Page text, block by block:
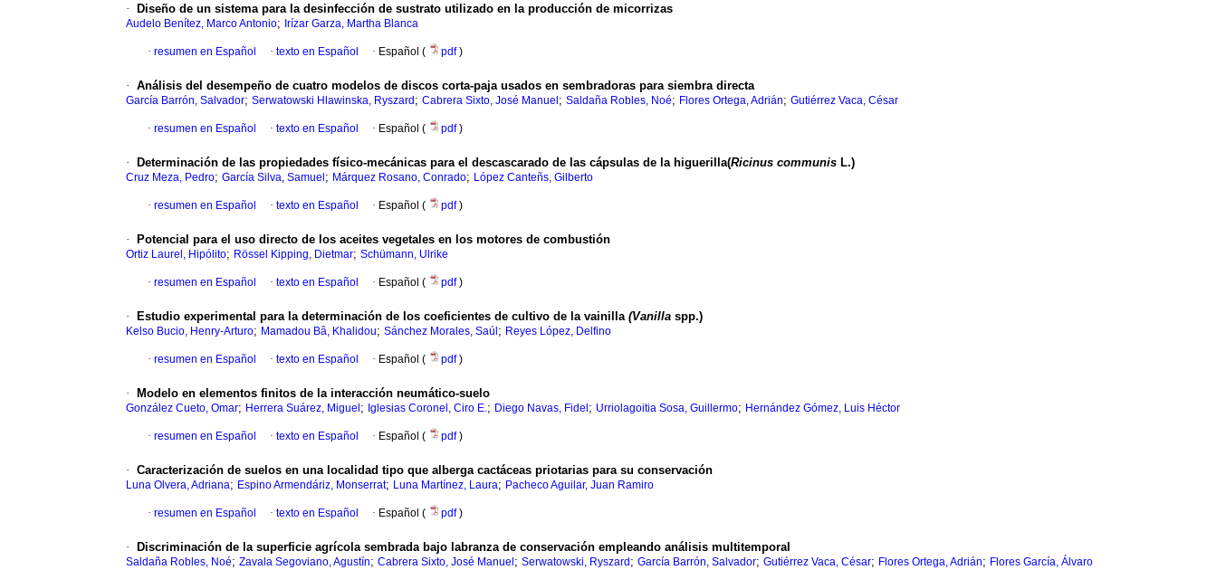
· Diseño de un sistema para la desinfección de sustrato utilizado en la producción de micorrizas
Audelo Benítez, Marco Antonio; Irízar Garza, Martha Blanca
· resumen en Español · texto en Español · Español ( pdf)
· Análisis del desempeño de cuatro modelos de discos corta-paja usados en sembradoras para siembra directa
García Barrón, Salvador; Serwatowski Hlawinska, Ryszard ; Cabrera Sixto, José Manuel ; Saldaña Robles, Noé; Flores Ortega, Adrián; Gutiérrez Vaca, César
· resumen en Español · texto en Español · Español ( pdf)
· Determinación de las propiedades físico-mecánicas para el descascarado de las cápsulas de la higuerilla(Ricinus communis L.)
Cruz Meza, Pedro; García Silva, Samuel ; Márquez Rosano, Conrado; López Canteñs, Gilberto
· resumen en Español · texto en Español · Español ( pdf)
· Potencial para el uso directo de los aceites vegetales en los motores de combustión
Ortiz Laurel, Hipólito; Rössel Kipping, Dietmar; Schümann, Ulrike
· resumen en Español · texto en Español · Español ( pdf)
· Estudio experimental para la determinación de los coeficientes de cultivo de la vainilla (Vanilla spp.)
Kelso Bucio, Henry-Arturo; Mamadou Bâ, Khalidou; Sánchez Morales, Saúl ; Reyes López, Delfino
· resumen en Español · texto en Español · Español ( pdf)
· Modelo en elementos finitos de la interacción neumático-suelo
González Cueto, Omar; Herrera Suárez, Miguel ; Iglesias Coronel, Ciro E.; Diego Navas, Fidel ; Urriolagoitia Sosa, Guillermo; Hernández Gómez, Luis Héctor
· resumen en Español · texto en Español · Español ( pdf)
· Caracterización de suelos en una localidad tipo que alberga cactáceas priotarias para su conservación
Luna Olvera, Adriana; Espino Armendáriz, Monserrat; Luna Martínez, Laura; Pacheco Aguilar, Juan Ramiro
· resumen en Español · texto en Español · Español ( pdf)
· Discriminación de la superficie agrícola sembrada bajo labranza de conservación empleando análisis multitemporal
Saldaña Robles, Noé; Zavala Segoviano, Agustín; Cabrera Sixto, José Manuel ; Serwatowski, Ryszard ; García Barrón, Salvador; Gutiérrez Vaca, César; Flores Ortega, Adrián; Flores García, Álvaro